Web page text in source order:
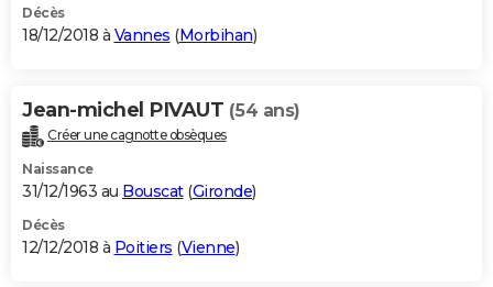
Décès
18/12/2018 à Vannes (Morbihan)
Jean-michel PIVAUT (54 ans)
Créer une cagnotte obsèques
Naissance
31/12/1963 au Bouscat(Gironde)
Décès
12/12/2018 à Poitiers (Vienne)